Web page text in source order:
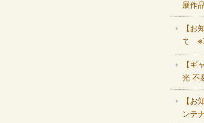
展作
【お
て
【ギ
光 不
【お
ンテ